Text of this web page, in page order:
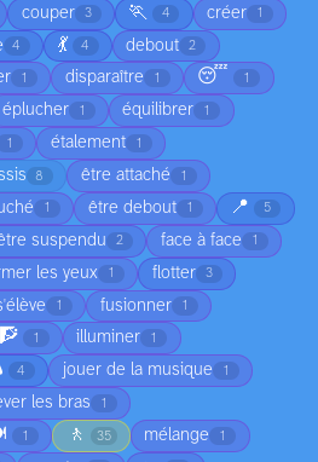
couper 3 🏃 4 créer 1
4 💃 4 debout 2
1 disparaître 1 😴 1
éplucher 1 équilibrer 1
1 étalement 1
8 être attaché 1
1 être debout 1 📍 5
suspendu 2 face à face 1
les yeux 1 flotter 3
1 fusionner 1
🧗 1 illuminer 1
4 jouer de la musique 1
les bras 1
1 🚶 35 mélange 1